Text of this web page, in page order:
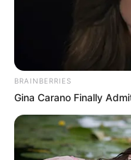
Referencia de riña en
Por:Diego Alejandro
Agosto 8, 2025
BRAINBERRIES
Gina Carano Finally